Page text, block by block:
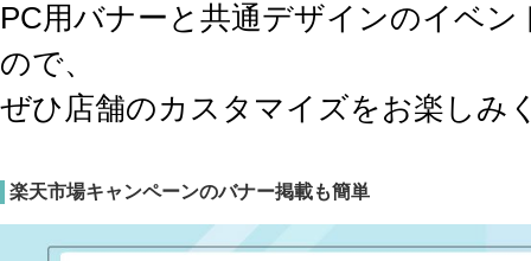
PC用バナーと共通デザインのイベ
ので、
ぜひ店舗のカスタマイズをお楽しみ
楽天市場キャンペーンのバナー掲載も簡単